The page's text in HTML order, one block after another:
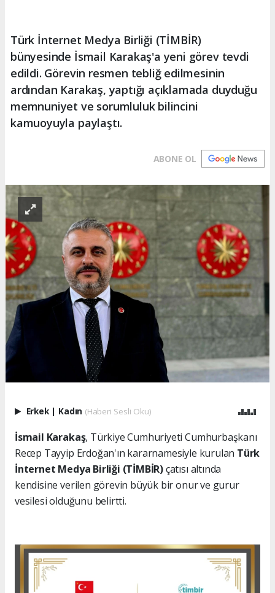
Türk İnternet Medya Birliği (TİMBİR)
bünyesinde İsmail Karakaş'a yeni görev tevdi
edildi. Görevin resmen tebliğ edilmesinin
ardından Karakaş, yaptığı açıklamada duyduğu
memnuniyet ve sorumluluk bilincini
kamuoyuyla paylaştı.
ABONE OL
Erkek | Kadın (Haberi Sesli Oku)
İsmail Karakaş, Türkiye Cumhuriyeti Cumhurbaşkanı
Recep Tayyip Erdoğan'ın kararnamesiyle kurulan Türk
İnternet Medya Birliği (TİMBİR)çatısı altında
kendisine verilen görevin büyük bir onur ve gurur
vesilesi olduğunu belirtti.